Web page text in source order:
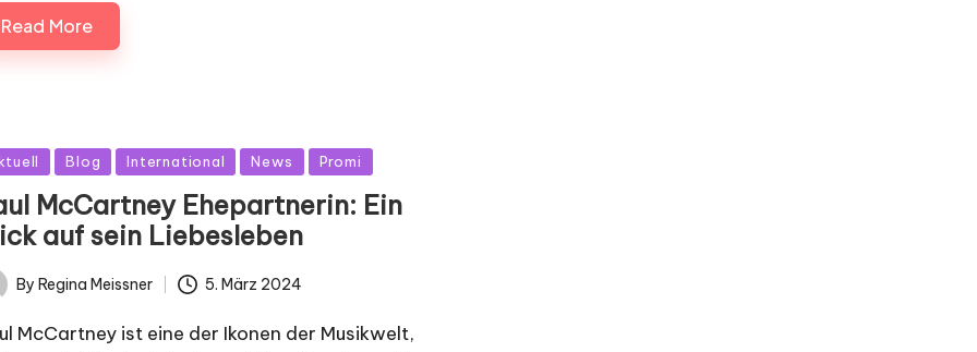
Read More
Blog International News Promi
McCartney Ehepartnerin: Ein
auf sein Liebesleben
By Regina Meissner 5. März 2024
McCartney ist eine der Ikonen der Musikwelt,